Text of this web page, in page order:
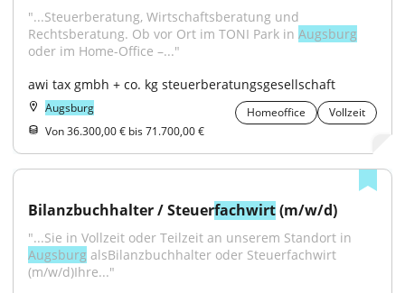
"...Steuerberatung, Wirtschaftsberatung und
Rechtsberatung. Ob vor Ort im TONI Park in Augsburg
oder im Home-Office –..."
awi tax gmbh + co. kg steuerberatungsgesellschaft
Augsburg Homeoffice
Vollzeit
Von 36.300,00 € bis 71.700,00 €
Bilanzbuchhalter / Steuerfachwirt (m/w/d)
Augsburg alsBilanzbuchhalter oder Steuerfachwirt
(m/w/d)Ihre..."